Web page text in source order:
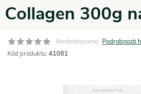
Collagen 300g
Neohodnoceno Podrobnosti
Kód produktu: 41081